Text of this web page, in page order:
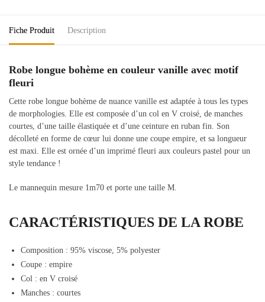
Fiche Produit Description
Robe longue bohème en couleur vanille avec motif
fleuri
Cette robe longue bohème de nuance vanille est adaptée à tous les types
de morphologies. Elle est composée d’un col en V croisé, de manches
courtes, d’une taille élastiquée et d’une ceinture en ruban fin. Son
décolleté en forme de cœur lui donne une coupe empire, et sa longueur
est maxi. Elle est ornée d’un imprimé fleuri aux couleurs pastel pour un
style tendance !
Le mannequin mesure 1m70 et porte une taille M.
CARACTÉRISTIQUES DE LA ROBE
Composition : 95% viscose, 5% polyester
Coupe : empire
Col : en V croisé
Manches : courtes